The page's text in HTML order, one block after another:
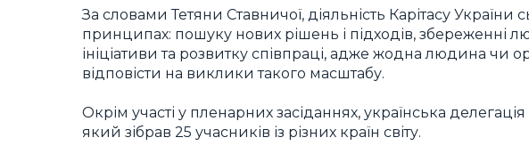
За словами Тетяни Ставничої, діяльність Карітасу України
принципах: пошуку нових рішень і підходів, збереженні
ініціативи та розвитку співпраці, адже жодна людина чи
відповісти на виклики такого масштабу.
Окрім участі у пленарних засіданнях, українська
який зібрав 25 учасників із різних країн світу.